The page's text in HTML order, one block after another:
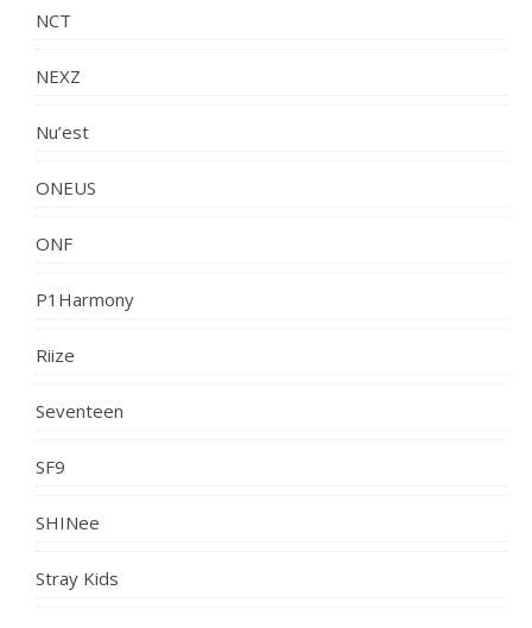
NCT
NEXZ
Nu’est
ONEUS
ONF
P1Harmony
Riize
Seventeen
SF9
SHINee
Stray Kids